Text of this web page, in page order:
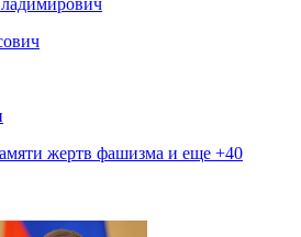
жертв фашизма и еще +40